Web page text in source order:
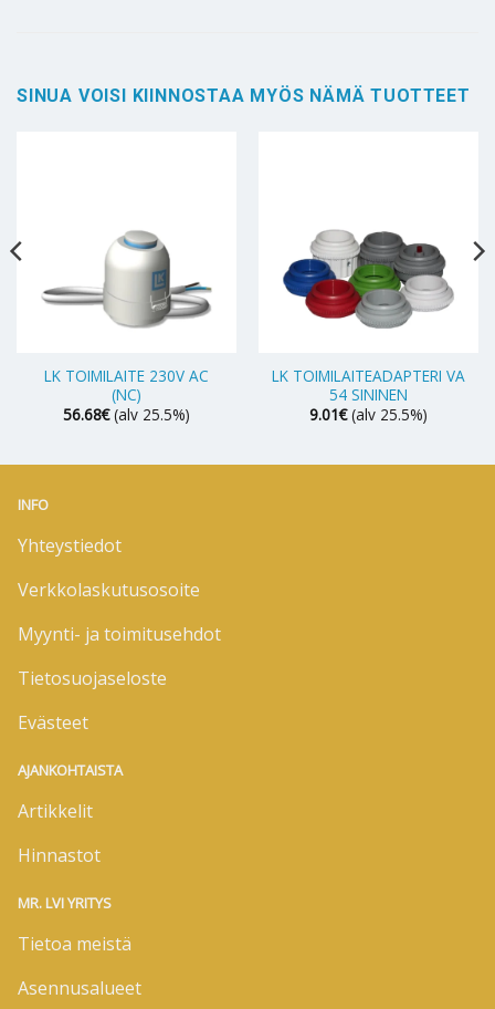
SINUA VOISI KIINNOSTAA MYÖS NÄMÄ TUOTTEET
LK TOIMILAITE 230V AC
(NC)
56.68€ (alv 25.5%)
LK TOIMILAITEADAPTERI VA
54 SININEN
9.01€ (alv 25.5%)
INFO
Yhteystiedot
Verkkolaskutusosoite
Myynti- ja toimitusehdot
Tietosuojaseloste
Evästeet
AJANKOHTAISTA
Artikkelit
Hinnastot
MR. LVI YRITYS
Tietoa meistä
Asennusalueet